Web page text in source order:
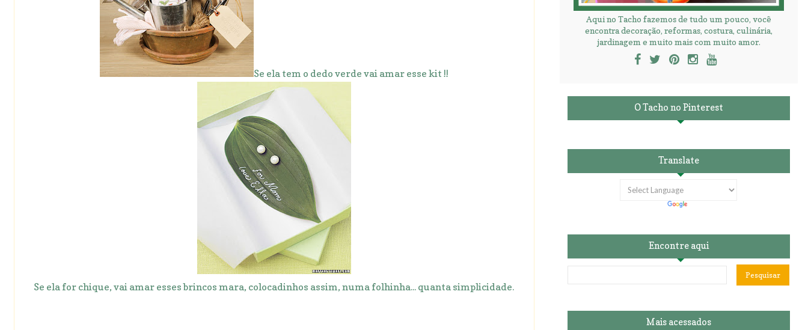
Se ela tem o dedo verde vai amar esse kit !!
Se ela for chique, vai amar esses brincos mara, colocadinhos assim, numa folhinha... quanta simplicidade.
Aqui no Tacho fazemos de tudo um pouco, você
encontra decoração, reformas, costura, culinária,
jardinagem e muito mais com muito amor.
O Tacho no Pinterest
Translate
Encontre aqui
Mais acessados